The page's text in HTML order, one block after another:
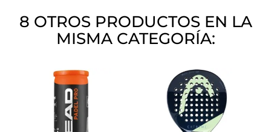
8 OTROS PRODUCTOS EN LA
MISMA CATEGORÍA: